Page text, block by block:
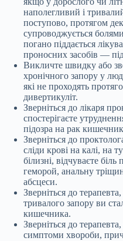
наполегливий і
поступово, протягом
супроводжується
погано піддається
проносних засобів —
Викличте швидку або
хронічного запору у
які не проходять
дивертикуліт.
Зверніться до лікаря
спостерігаєте
підозра на рак
Зверніться до
сліди крові на калі, на
білизні, відчуваєте
геморой, анальну
абсцеси.
Зверніться до
тривалого запору ви
кишечника.
Зверніться до
симптоми хвороби,